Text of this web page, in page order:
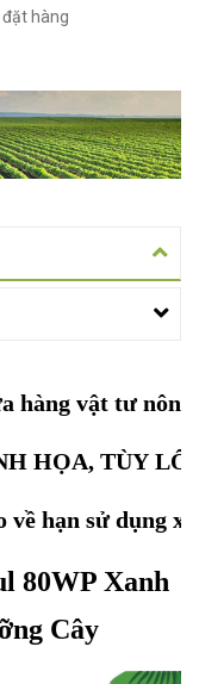
hàng
hàng vật tư
HỌA, TÙY
về hạn sử dụng
80WP Xanh
Cây